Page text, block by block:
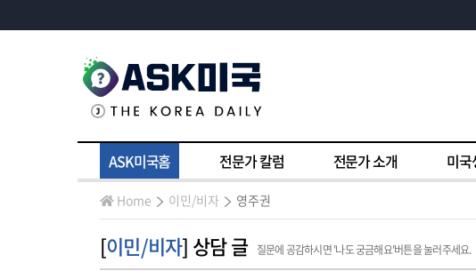
ASK미국홈 전문가 칼럼 전문가 소개 미국
Home 이민/비자 영주권
[이민/비자] 상담 글 질문에 공감하시면 '나도 궁금해요'버튼을 눌러주세요.